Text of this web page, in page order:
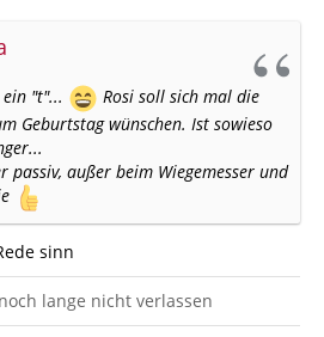
"t"...
Rosi soll sich mal die
Geburtstag wünschen. Ist sowieso
passiv, außer beim Wiegemesser und
sinn
lange nicht verlassen